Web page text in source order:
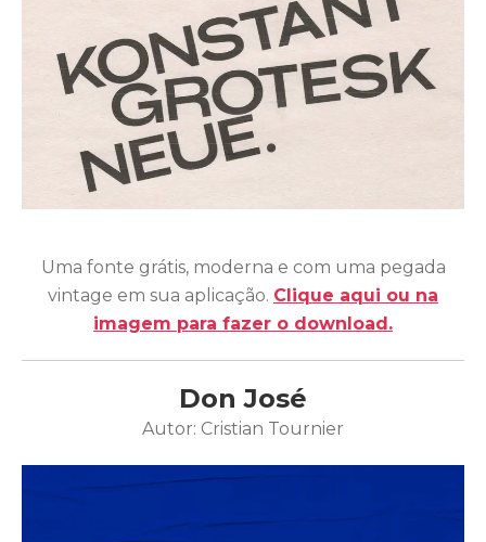
Uma fonte grátis, moderna e com uma pegada
vintage em sua aplicação. Clique aqui ou na
imagem para fazer o download.
Don José
Autor: Cristian Tournier